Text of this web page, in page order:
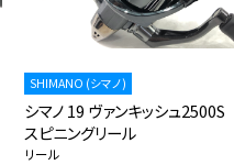
SHIMANO (シマノ)
シマノ 19 ヴァンキッシュ2500S
スピニングリール
リール